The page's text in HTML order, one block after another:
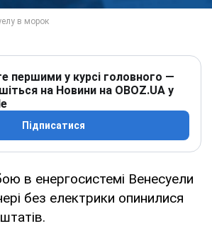
першими у курсі головного —
на Новини на OBOZ.UA у
Підписатися
в енергосистемі Венесуели
без електрики опинилися